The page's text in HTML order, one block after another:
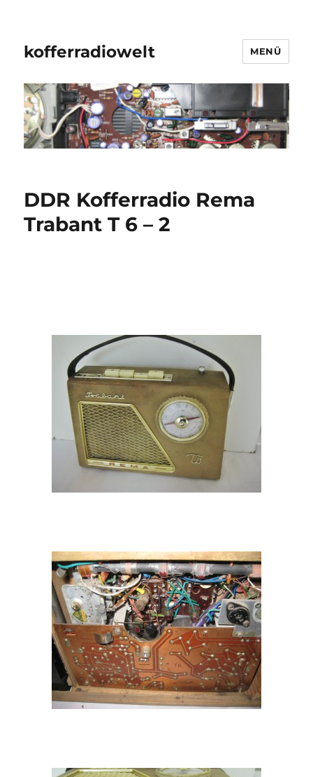
kofferradiowelt MENÜ
DDR Kofferradio Rema
Trabant T 6 – 2